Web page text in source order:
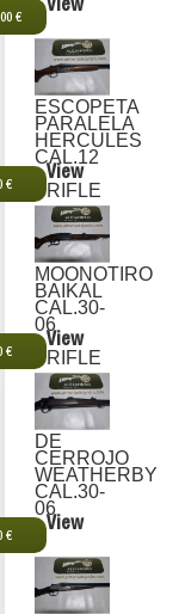
€
View
ESCOPETA
PARALELA
HERCULES
CAL.12
€
View
RIFLE
MOONOTIRO
BAIKAL
CAL.30-
06
€
View
RIFLE
DE
CERROJO
WEATHERBY
CAL.30-
06
€
View